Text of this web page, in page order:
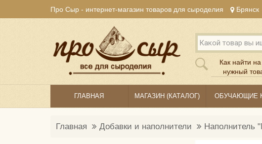
Про Сыр - интернет-магазин товаров для сыроделия Брянск
Как найти
нужный
ГЛАВНАЯ МАГАЗИН (КАТАЛОГ) ОБУЧАЮЩИЕ
Главная Добавки и наполнители Наполнитель